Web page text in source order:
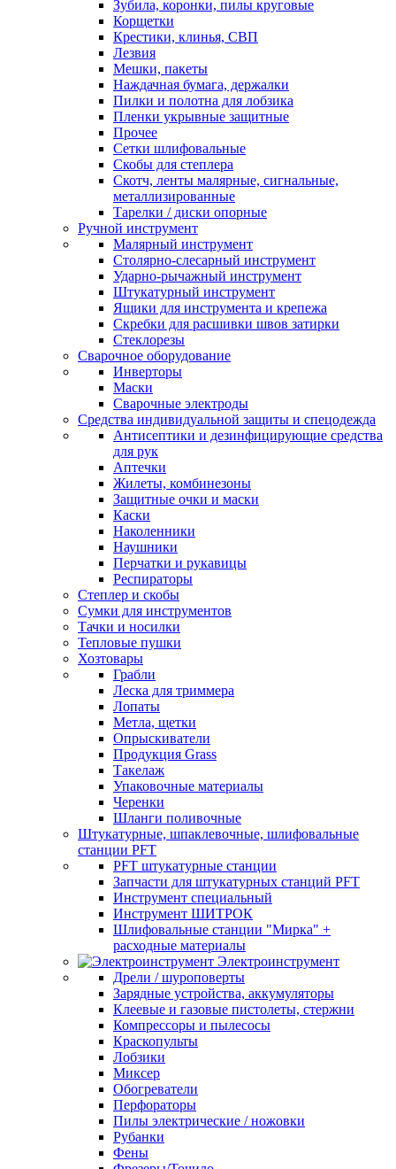
Зубила, коронки, пилы круговые
Корщетки
Крестики, клинья, СВП
Лезвия
Мешки, пакеты
Наждачная бумага, держалки
Пилки и полотна для лобзика
Пленки укрывные защитные
Прочее
Сетки шлифовальные
Скобы для степлера
Скотч, ленты малярные, сигнальные,
металлизированные
Тарелки / диски опорные
Ручной инструмент
Малярный инструмент
Столярно-слесарный инструмент
Ударно-рычажный инструмент
Штукатурный инструмент
Ящики для инструмента и крепежа
Скребки для расшивки швов затирки
Стеклорезы
Сварочное оборудование
Инверторы
Маски
Сварочные электроды
Средства индивидуальной защиты и спецодежда
Антисептики и дезинфицирующие средства
для рук
Аптечки
Жилеты, комбинезоны
Защитные очки и маски
Каски
Наколенники
Наушники
Перчатки и рукавицы
Респираторы
Степлер и скобы
Сумки для инструментов
Тачки и носилки
Тепловые пушки
Хозтовары
Грабли
Леска для триммера
Лопаты
Метла, щетки
Опрыскиватели
Продукция Grass
Такелаж
Упаковочные материалы
Черенки
Шланги поливочные
Штукатурные, шпаклевочные, шлифовальные
станции PFT
PFT штукатурные станции
Запчасти для штукатурных станций PFT
Инструмент специальный
Инструмент ШИТРОК
Шлифовальные станции "Мирка" +
расходные материалы
Электроинструмент
Дрели / шуроповерты
Зарядные устройства, аккумуляторы
Клеевые и газовые пистолеты, стержни
Компрессоры и пылесосы
Краскопульты
Лобзики
Миксер
Обогреватели
Перфораторы
Пилы электрические / ножовки
Рубанки
Фены